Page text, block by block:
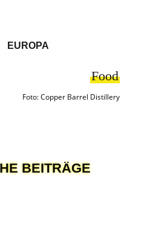
EUROPA
Food
Foto: Copper Barrel Distillery
BEITRÄGE